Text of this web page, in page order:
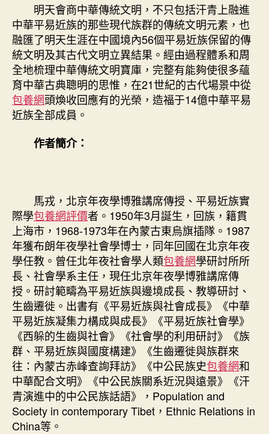
明天會商中華傳統文明，不只包括汗青上融進
中華平易近族的那些現代族群的傳統文明元素，也
融匯了明天生涯在中國境內56個平易近族保留的傳
統文明及其古代文明立異結果。經由過程體系和周
全地梳理中華傳統文明寶庫，完整有能夠使很多蘊
育中華古典聰明的思惟，在21世紀的古代場景中從
包養網頭煥收回應有的光榮，造福于14億中華平易
近族全部成員。
作者簡介：
馬戎，北京年夜學博雅講席傳授、平易近族實
際學包養網評價者。1950年3月誕生，回族，籍貫
上海市，1968-1973年在內蒙古東烏旗插隊。1987
年獲布朗年夜學社會學博士，同年回國在北京年夜
學任教。曾任北年夜社會學人類包養網學研討所所
長、社會學系主任，現任北京年夜學博雅講席傳
授。研討範疇為平易近族與邊境成長、教導研討、
生齒遷徙。出書有《平易近族與社會成長》《中華
平易近族凝集力構成與成長》《平易近族社會學》
《西躲的生齒與社會》《社會學的利用研討》《族
群、平易近族與國度構建》《生齒遷徙與族群來
往：內蒙古赤峰查詢拜訪》《中公民族史包養網和
中華配合文明》《中公民族關系近況與遠景》《汗
青演進中的中公民族話語》，Population and
Society in contemporary Tibet，Ethnic Relations in
China等。